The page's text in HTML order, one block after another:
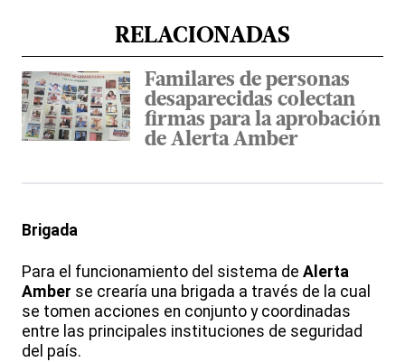
RELACIONADAS
Familares de personas
desaparecidas colectan
firmas para la aprobación
de Alerta Amber
Brigada
Para el funcionamiento del sistema de Alerta
Amber se crearía una brigada a través de la cual
se tomen acciones en conjunto y coordinadas
entre las principales instituciones de seguridad
del país.